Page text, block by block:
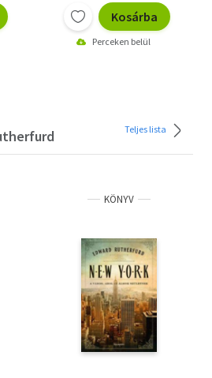
Kosárba
Perceken belül
Teljes lista
KÖNYV